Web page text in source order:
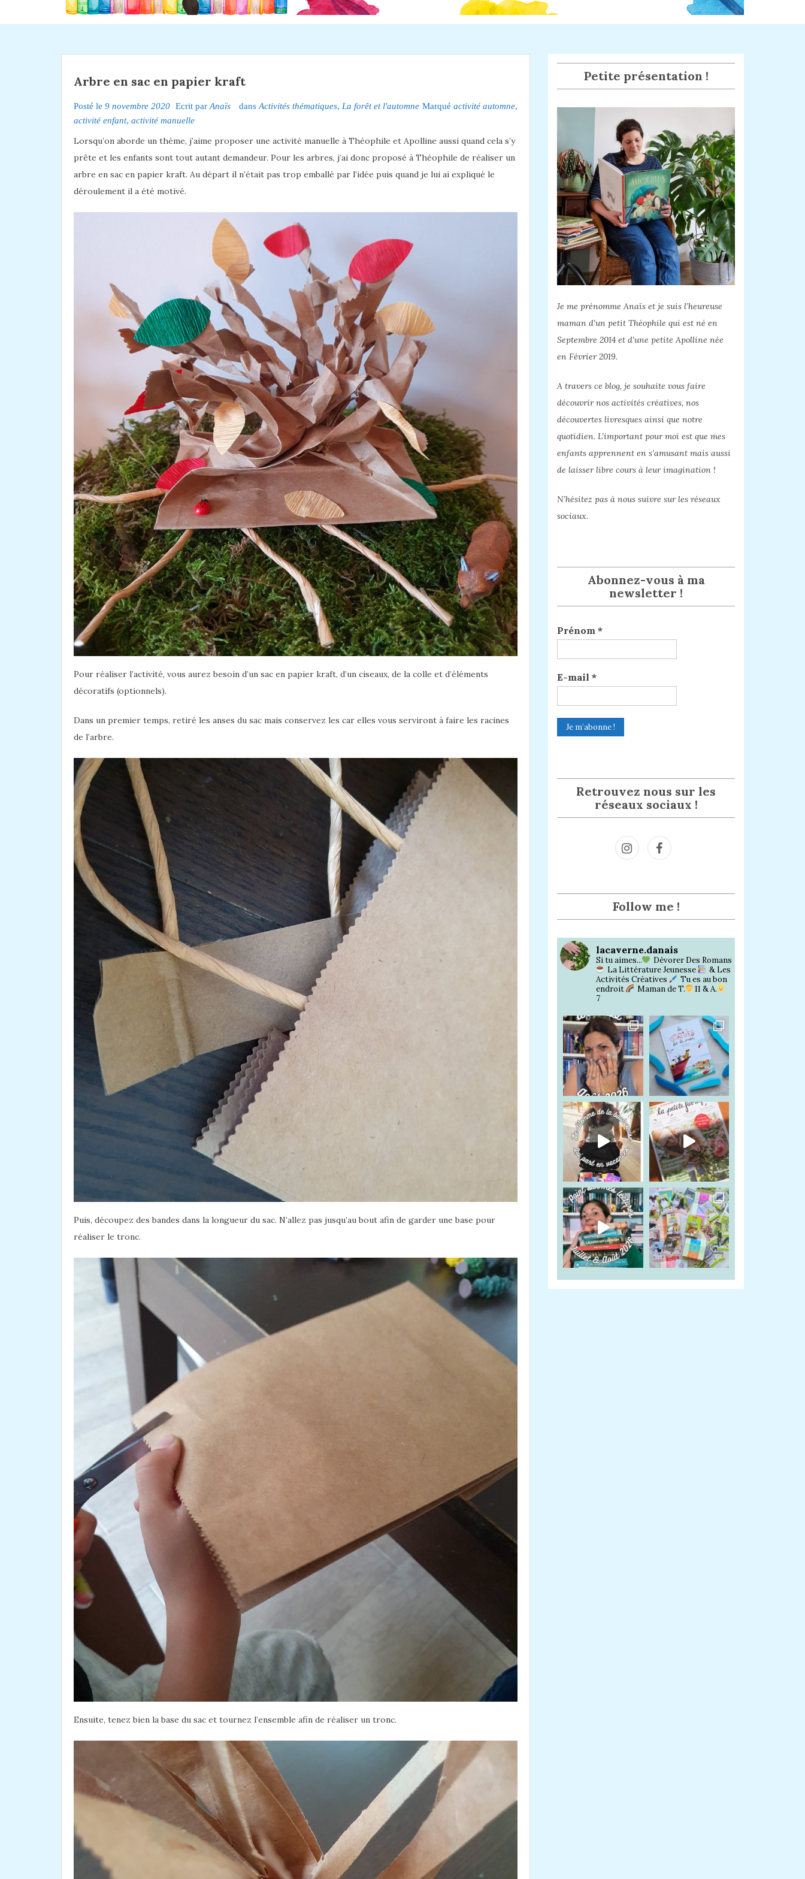
Arbre en sac en papier kraft
Posté le 9 novembre 2020 Ecrit par Anaïs dans Activités thématiques, La forêt et l'automne Marqué activité automne,
activité enfant, activité manuelle
Lorsqu’on aborde un thème, j’aime proposer une activité manuelle à Théophile et Apolline aussi quand cela s’y
prête et les enfants sont tout autant demandeur. Pour les arbres, j’ai donc proposé à Théophile de réaliser un
arbre en sac en papier kraft. Au départ il n’était pas trop emballé par l’idée puis quand je lui ai expliqué le
déroulement il a été motivé.
Pour réaliser l’activité, vous aurez besoin d’un sac en papier kraft, d’un ciseaux, de la colle et d’éléments
décoratifs (optionnels).
Dans un premier temps, retiré les anses du sac mais conservez les car elles vous serviront à faire les racines
de l’arbre.
Puis, découpez des bandes dans la longueur du sac. N’allez pas jusqu’au bout afin de garder une base pour
réaliser le tronc.
Ensuite, tenez bien la base du sac et tournez l’ensemble afin de réaliser un tronc.
Petite présentation !
Je me prénomme Anaïs et je suis l’heureuse
maman d’un petit Théophile qui est né en
Septembre 2014 et d’une petite Apolline née
en Février 2019.
A travers ce blog, je souhaite vous faire
découvrir nos activités créatives, nos
découvertes livresques ainsi que notre
quotidien. L’important pour moi est que mes
enfants apprennent en s’amusant mais aussi
de laisser libre cours à leur imagination !
N’hésitez pas à nous suivre sur les réseaux
sociaux.
Abonnez-vous à ma
newsletter !
Prénom *
E-mail *
Retrouvez nous sur les
réseaux sociaux !
m
Follow me !
lacaverne.danais
Si tu aimes...
Dévorer Des Romans
La Littérature Jeunesse
& Les
Activités Créatives
Tu es au bon
endroit
Maman de T.
11 & A.
7